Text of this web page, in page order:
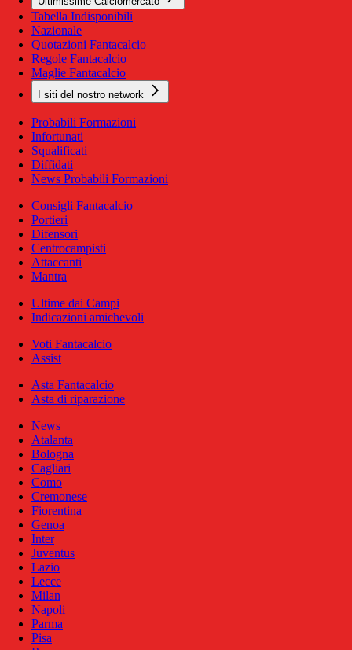
Tabella Indisponibili
Nazionale
Quotazioni Fantacalcio
Regole Fantacalcio
Maglie Fantacalcio
I siti del nostro network
Probabili Formazioni
Infortunati
Squalificati
Diffidati
News Probabili Formazioni
Consigli Fantacalcio
Portieri
Difensori
Centrocampisti
Attaccanti
Mantra
Ultime dai Campi
Indicazioni amichevoli
Voti Fantacalcio
Assist
Asta Fantacalcio
Asta di riparazione
News
Atalanta
Bologna
Cagliari
Como
Cremonese
Fiorentina
Genoa
Inter
Juventus
Lazio
Lecce
Milan
Napoli
Parma
Pisa